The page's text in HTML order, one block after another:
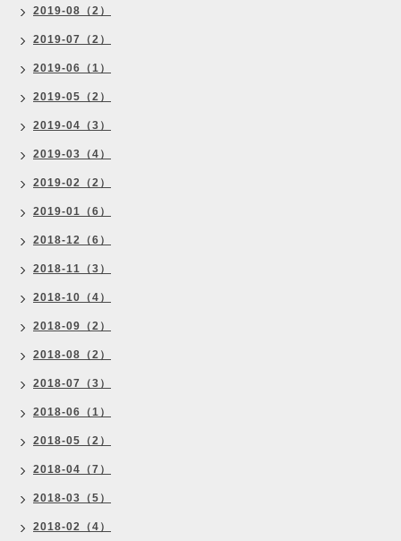
2019-08（2）
2019-07（2）
2019-06（1）
2019-05（2）
2019-04（3）
2019-03（4）
2019-02（2）
2019-01（6）
2018-12（6）
2018-11（3）
2018-10（4）
2018-09（2）
2018-08（2）
2018-07（3）
2018-06（1）
2018-05（2）
2018-04（7）
2018-03（5）
2018-02（4）